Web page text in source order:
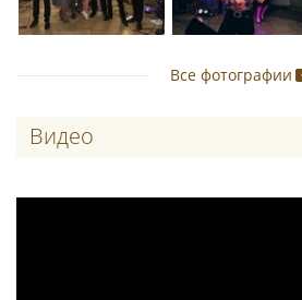
Все фотографии
Видео